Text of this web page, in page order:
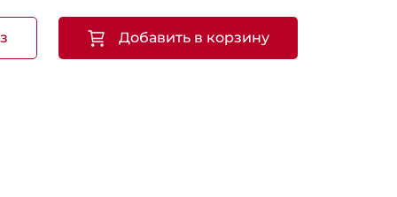
Добавить в корзину